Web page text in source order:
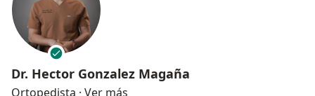
Dr. Hector Gonzalez Magaña
Ortopedista · Ver más